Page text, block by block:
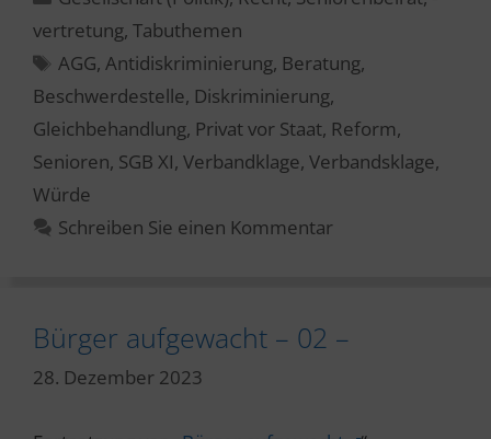
vertretung, Tabuthemen
Schlagwörter
AGG,Antidiskriminierung, Beratung,
Beschwerdestelle, Diskriminierung,
Gleichbehandlung, Privat vor Staat, Reform,
Senioren, SGB XI, Verbandklage, Verbandsklage,
Würde
Schreiben Sie einen Kommentar
Bürger aufgewacht – 02 –
28. Dezember 2023